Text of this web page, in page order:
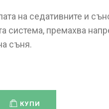
на седативните и
система, премахва
съня.
КУПИ